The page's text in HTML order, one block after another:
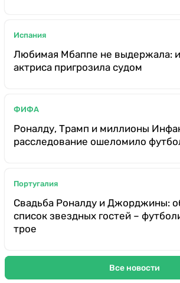
Испания
Любимая Мбаппе не выдержала:
актриса пригрозила судом
ФИФА
Роналду, Трамп и миллионы
расследование ошеломило
Португалия
Свадьба Роналду и Джорджины:
список звездных гостей –
трое
Все новости